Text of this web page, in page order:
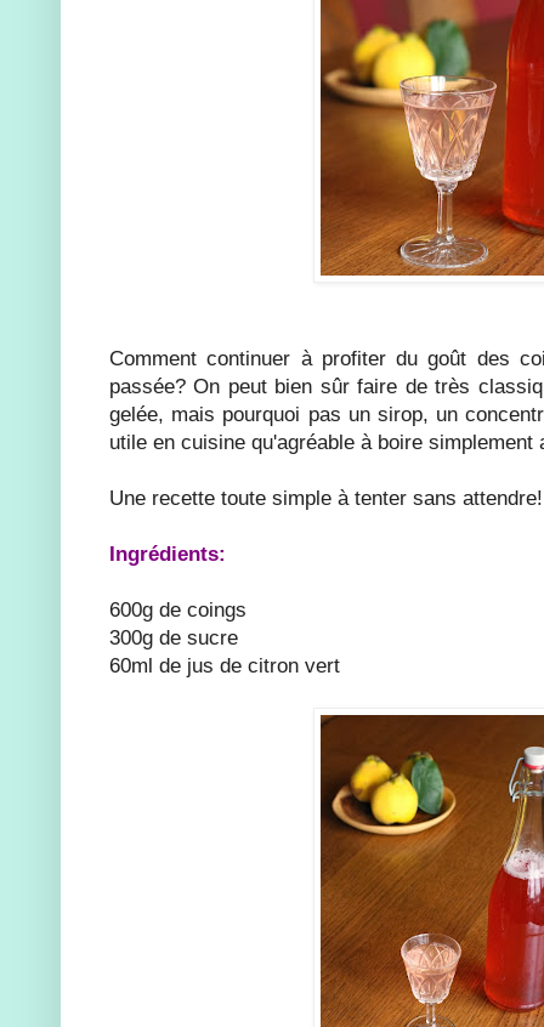
Comment continuer à profiter du goût des
passée? On peut bien sûr faire de très
gelée, mais pourquoi pas un sirop, un
utile en cuisine qu'agréable à boire simplement
Une recette toute simple à tenter sans
Ingrédients:
600g de coings
300g de sucre
60ml de jus de citron vert